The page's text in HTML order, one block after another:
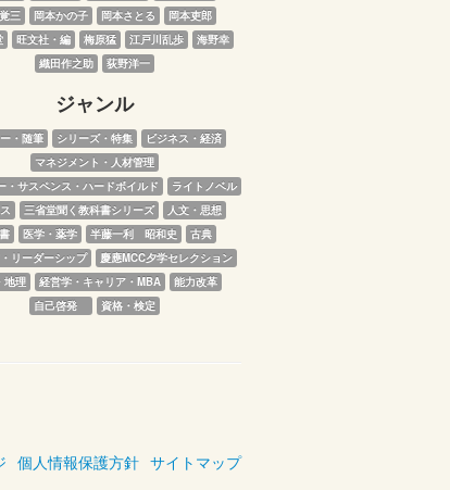
三
岡本かの子 岡本さとる
岡本吏郎
旺文社・編 梅原猛 江戸川乱歩
海野幸
織田作之助
荻野洋一
ジャンル
・随筆 シリーズ・特集
ビジネス・経済
マネジメント・人材管理
・サスペンス・ハードボイルド
ライトノベル
三省堂聞く教科書シリーズ
人文・思想
医学・薬学 半藤一利　昭和史
古典
リーダーシップ
慶應MCC夕学セレクション
地理
経営学・キャリア・MBA
能力改革
自己啓発
資格・検定
個人情報保護方針 サイトマップ